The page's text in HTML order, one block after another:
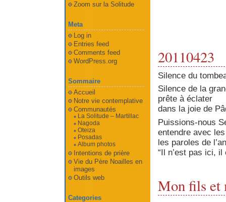
20110423
Silence du
Silence de la
prête à éclater
dans la joie de
Puissions-nous
entendre avec
les paroles de
“Il n’est pas ici,
Mon fils et
Zoom sur la Solitude
Meta
Log in
Entries feed
Comments feed
WordPress.org
Sommaire
Accueil
Notre vie contemplative
Communautés
La Solitude – Martillac
Nagoda
Oteiza
Posadas
Album photos
Intentions de prière
Vie du Père Noailles en
images
Outils web
Categories